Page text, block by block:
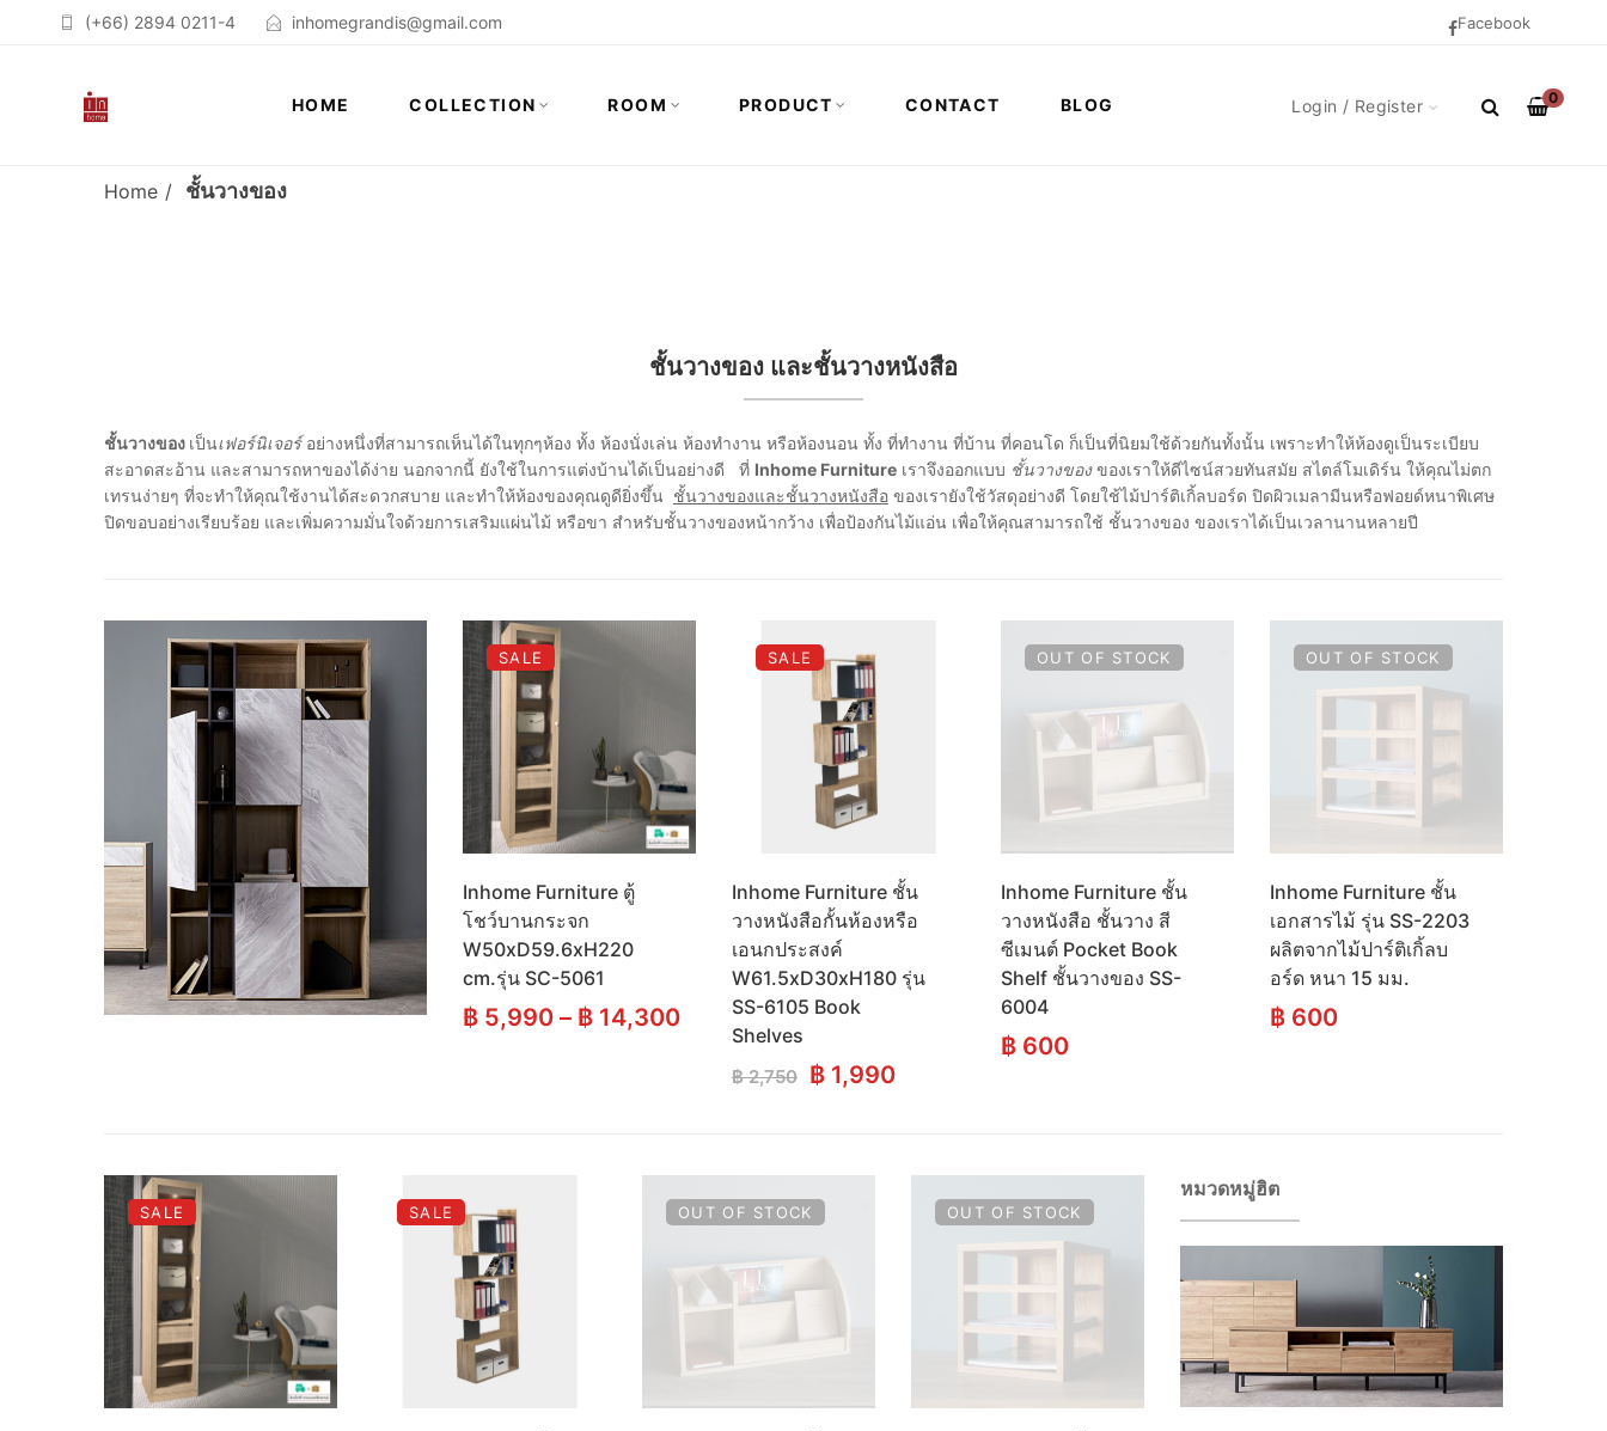
(+66) 2894 0211-4 inhomegrandis@gmail.com Facebook
HOME COLLECTION ROOM PRODUCT CONTACT BLOG Login / Register 0
Home ชั้นวางของ
ชั้นวางของ และชั้นวางหนังสือ
ชั้นวางของ เป็นเฟอร์นิเจอร์อย่างหนึ่งที่สามารถเห็นได้ในทุกๆห้อง ทั้ง ห้องนั่งเล่น ห้องทำงาน หรือห้องนอน ทั้ง ที่ทำงาน ที่บ้าน ที่คอนโด ก็เป็นที่นิยมใช้ด้วยกันทั้งนั้น เพราะทำให้ห้องดูเป็นระเบียบ
สะอาดสะอ้าน และสามารถหาของได้ง่าย นอกจากนี้ ยังใช้ในการแต่งบ้านได้เป็นอย่างดี ที่ Inhome Furniture เราจึงออกแบบ ชั้นวางของของเราให้ดีไซน์สวยทันสมัย สไตล์โมเดิร์น ให้คุณไม่ตก
เทรนง่ายๆ ที่จะทำให้คุณใช้งานได้สะดวกสบาย และทำให้ห้องของคุณดูดียิ่งขึ้น ชั้นวางของและชั้นวางหนังสือ ของเรายังใช้วัสดุอย่างดี โดยใช้ไม้ปาร์ติเกิ้ลบอร์ด ปิดผิวเมลามีนหรือฟอยด์หนาพิเศษ
ปิดขอบอย่างเรียบร้อย และเพิ่มความมั่นใจด้วยการเสริมแผ่นไม้ หรือขา สำหรับชั้นวางของหน้ากว้าง เพื่อป้องกันไม้แอ่น เพื่อให้คุณสามารถใช้ ชั้นวางของ ของเราได้เป็นเวลานานหลายปี
SALE
Inhome Furniture ตู้
โชว์บานกระจก
W50xD59.6xH220
cm.รุ่น SC-5061
฿ 5,990 – ฿ 14,300
SALE
Inhome Furniture ชั้น
วางหนังสือกั้นห้องหรือ
เอนกประสงค์
W61.5xD30xH180 รุ่น
SS-6105 Book
Shelves
฿2,750 Original
฿ 1,990Current
OUT OF STOCK
Inhome Furniture ชั้น
วางหนังสือ ชั้นวาง สี
ซีเมนต์ Pocket Book
Shelf ชั้นวางของ SS-
6004
฿ 600
OUT OF STOCK
Inhome Furniture ชั้น
เอกสารไม้ รุ่น SS-2203
ผลิตจากไม้ปาร์ติเกิ้ลบ
อร์ด หนา 15 มม.
฿ 600
SALE SALE OUT OF STOCK OUT OF STOCK
หมวดหมู่ฮิต